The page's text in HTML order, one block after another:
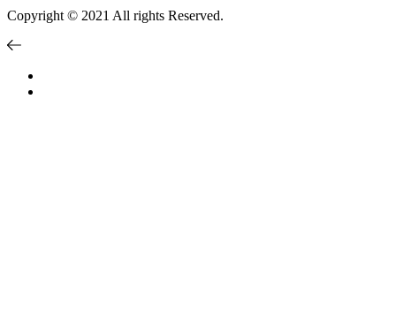
Copyright © 2021 All rights Reserved.